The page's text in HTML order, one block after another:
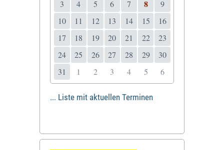
3
4 5 6 7 8
9
10
11 12 13 14 15
16
17
18 19 20 21 22
23
24
25 26 27 28 29
30
31
1 2 3 4 5 6
... Liste mit aktuellen Terminen